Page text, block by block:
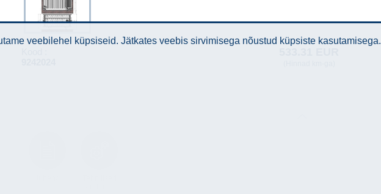
veebilehel küpsiseid. Jätkates veebis sirvimisega nõustud küpsiste kasutamisega.